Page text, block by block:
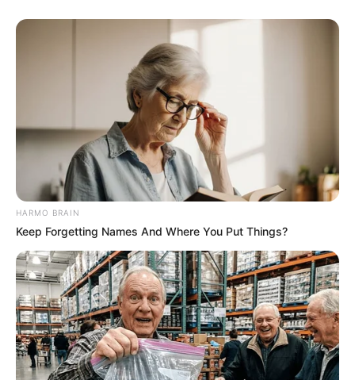
Shocking Turn Of Event: Actors Who Pursued
Controversial Careers
17 Rare Churches Underground That Still Exist
BRAINBERRIES
HARMO BRAIN
Keep Forgetting Names And Where You Put Things?